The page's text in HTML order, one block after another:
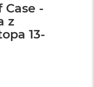
-
z
13-